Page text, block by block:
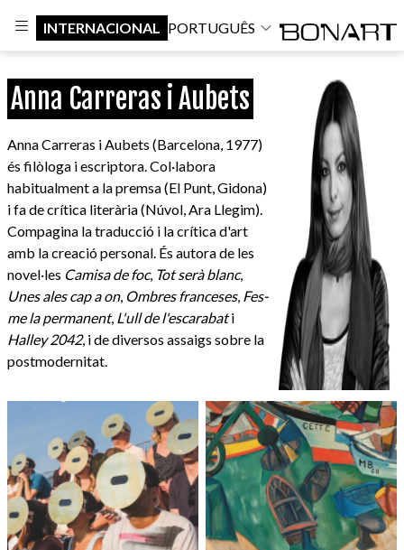
INTERNACIONAL PORTUGUÊS
Anna Carreras i Aubets
Anna Carreras i Aubets (Barcelona, 1977)
és filòloga i escriptora. Col·labora
habitualment a la premsa (El Punt, Gidona)
i fa de crítica literària (Núvol, Ara Llegim).
Compagina la traducció i la crítica d'art
amb la creació personal. És autora de les
novel·les Camisa de foc, Tot serà blanc,
Unes ales cap a on, Ombres franceses, Fes-
me la permanent, L'ull de l'escarabati
Halley 2042, i de diversos assaigs sobre la
postmodernitat.